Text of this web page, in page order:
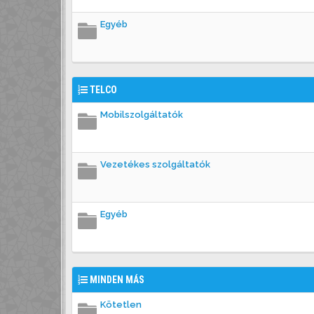
Egyéb
TELCO
Mobilszolgáltatók
Vezetékes szolgáltatók
Egyéb
MINDEN MÁS
Kötetlen